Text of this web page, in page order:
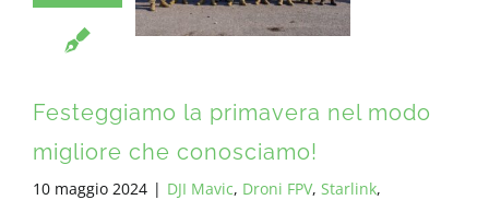
IT
Festeggiamo la primavera nel modo
migliore che conosciamo!
10 maggio 2024 | DJI Mavic, Droni FPV, Starlink,